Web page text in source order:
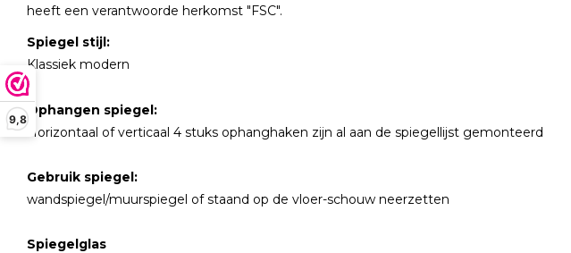
9,8
heeft een verantwoorde herkomst "FSC".
Spiegel stijl:
Klassiek modern
Ophangen spiegel:
Horizontaal of verticaal 4 stuks ophanghaken zijn al aan de spiegellijst gemonteerd
Gebruik spiegel:
wandspiegel/muurspiegel of staand op de vloer-schouw neerzetten
Spiegelglas